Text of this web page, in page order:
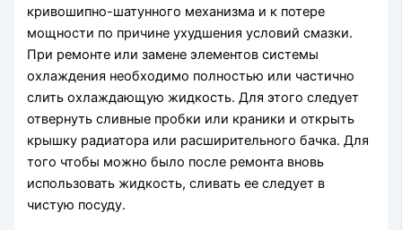
кривошипно-шатунного механизма и к потере
мощности по причине ухудшения условий смазки.
При ремонте или замене элементов системы
охлаждения необходимо полностью или частично
слить охлаждающую жидкость. Для этого следует
отвернуть сливные пробки или краники и открыть
крышку радиатора или расширительного бачка. Для
того чтобы можно было после ремонта вновь
использовать жидкость, сливать ее следует в
чистую посуду.